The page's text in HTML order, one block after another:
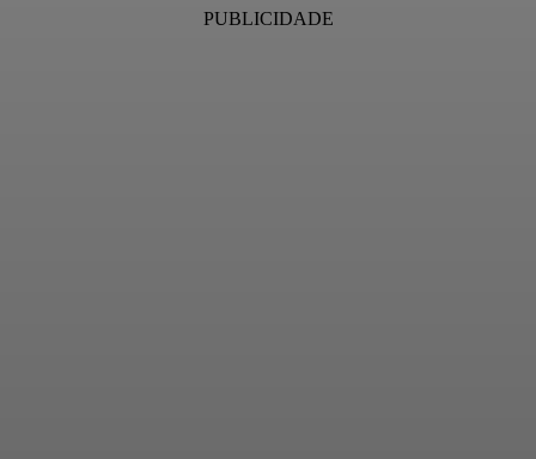
PUBLICIDADE